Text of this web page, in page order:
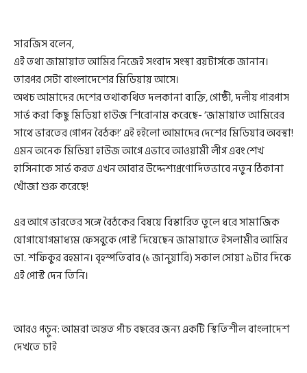
সারজিস বলেন,
এই তথ্য জামায়াত আমির নিজেই সংবাদ সংস্থা রয়টার্সকে জানান।
তারপর সেটা বাংলাদেশের মিডিয়ায় আসে।
অথচ আমাদের দেশের তথাকথিত দলকানা ব্যক্তি, গোষ্ঠী, দলীয় পারপাস
সার্ভ করা কিছু মিডিয়া হাউজ শিরোনাম করেছে- ‘জামায়াত আমিরের
সাথে ভারতের গোপন বৈঠক!’ এই হইলো আমাদের দেশের মিডিয়ার অবস্থা!
এমন অনেক মিডিয়া হাউজ আগে এভাবে আওয়ামী লীগ এবং শেখ
হাসিনাকে সার্ভ করত এখন আবার উদ্দেশ্যপ্রণোদিতভাবে নতুন ঠিকানা
খোঁজা শুরু করেছে!
এর আগে ভারতের সঙ্গে বৈঠকের বিষয়ে বিস্তারিত তুলে ধরে সামাজিক
যোগাযোগমাধ্যম ফেসবুকে পোস্ট দিয়েছেন জামায়াতে ইসলামীর আমির
ডা. শফিকুর রহমান। বৃহস্পতিবার (১ জানুয়ারি) সকাল সোয়া ৯টার দিকে
এই পোস্ট দেন তিনি।
আরও পড়ুন: আমরা অন্তত পাঁচ বছরের জন্য একটি স্থিতিশীল বাংলাদেশ
দেখতে চাই